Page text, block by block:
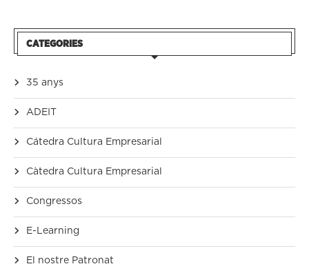
CATEGORIES
35 anys
ADEIT
Cátedra Cultura Empresarial
Càtedra Cultura Empresarial
Congressos
E-Learning
El nostre Patronat